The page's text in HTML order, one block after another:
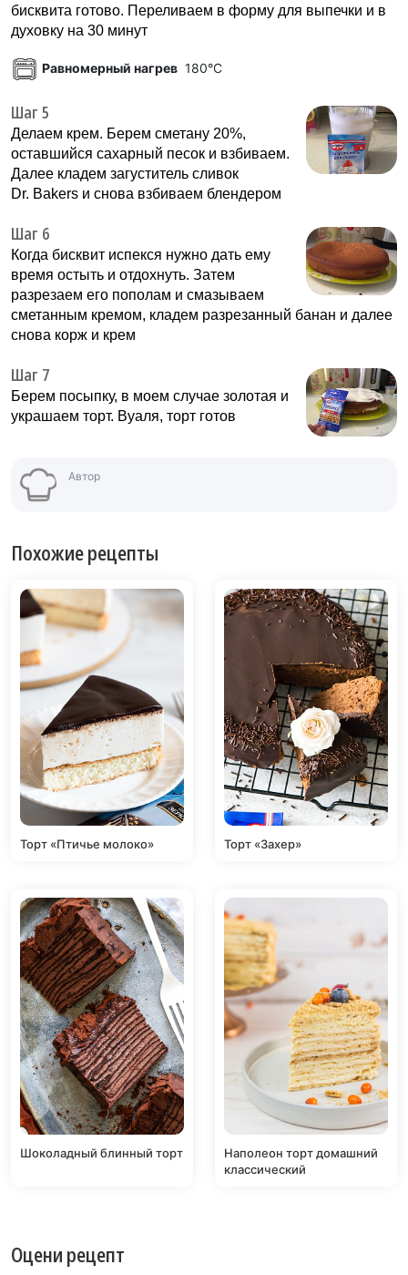
бисквита готово. Переливаем в форму для выпечки и в
духовку на 30 минут
Равномерный нагрев 180°C
Шаг 5
Делаем крем. Берем сметану 20%,
оставшийся сахарный песок и взбиваем.
Далее кладем загуститель сливок
Dr. Bakers и снова взбиваем блендером
Шаг 6
Когда бисквит испекся нужно дать ему
время остыть и отдохнуть. Затем
разрезаем его пополам и смазываем
сметанным кремом, кладем разрезанный банан и далее
снова корж и крем
Шаг 7
Берем посыпку, в моем случае золотая и
украшаем торт. Вуаля, торт готов
Автор
Похожие рецепты
Торт «Птичье молоко» Торт «Захер»
Шоколадный блинный торт
Наполеон торт домашний
классический
Оцени рецепт